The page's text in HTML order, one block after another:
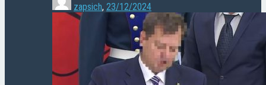
zapsich, 23/12/2024